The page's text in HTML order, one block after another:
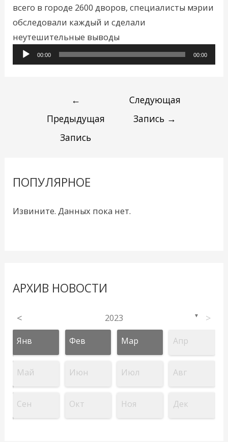
всего в городе 2600 дворов, специалисты мэрии
обследовали каждый и сделали
неутешительные выводы
00:00 00:00
←
Предыдущая
Запись
Следующая
Запись →
ПОПУЛЯРНОЕ
Извините. Данных пока нет.
АРХИВ НОВОСТИ
< 2023 ▼ >
Янв Фев Мар Апр
Май Июн Июл Авг
Сен Окт Ноя Дек